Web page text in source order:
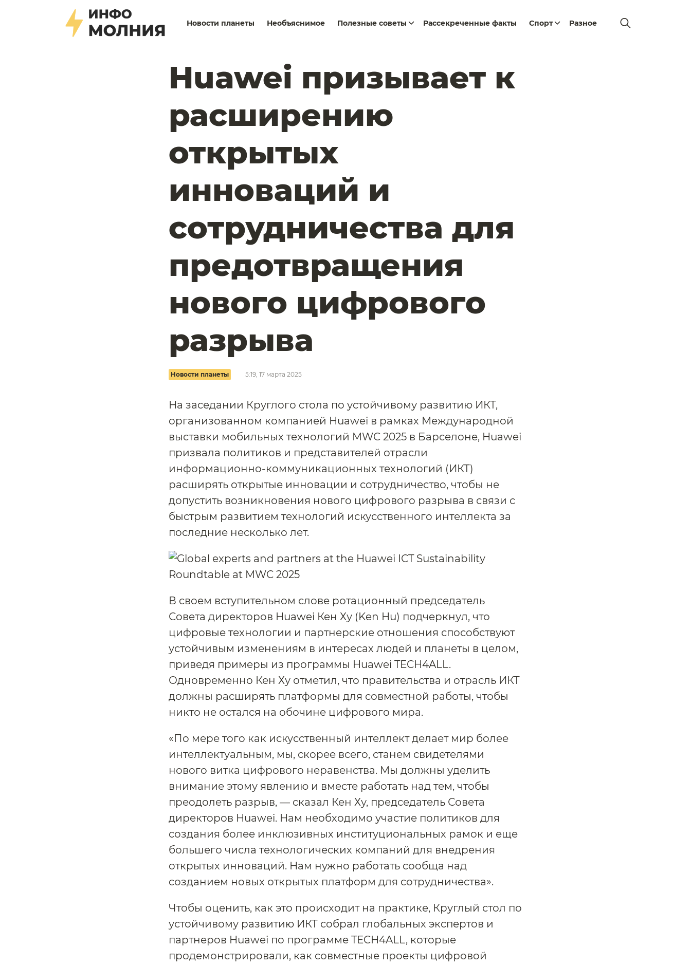
Новости планеты Необъяснимое Полезные советы Рассекреченные факты Спорт Разное
Huawei призывает к
расширению
открытых
инноваций и
сотрудничества для
предотвращения
нового цифрового
разрыва
Новости планеты 5:19, 17 марта 2025
На заседании Круглого стола по устойчивому развитию ИКТ,
организованном компанией Huawei в рамках Международной
выставки мобильных технологий MWC 2025 в Барселоне, Huawei
призвала политиков и представителей отрасли
информационно-коммуникационных технологий (ИКТ)
расширять открытые инновации и сотрудничество, чтобы не
допустить возникновения нового цифрового разрыва в связи с
быстрым развитием технологий искусственного интеллекта за
последние несколько лет.
В своем вступительном слове ротационный председатель
Совета директоров Huawei Кен Ху (Ken Hu) подчеркнул, что
цифровые технологии и партнерские отношения способствуют
устойчивым изменениям в интересах людей и планеты в целом,
приведя примеры из программы Huawei TECH4ALL.
Одновременно Кен Ху отметил, что правительства и отрасль ИКТ
должны расширять платформы для совместной работы, чтобы
никто не остался на обочине цифрового мира.
«По мере того как искусственный интеллект делает мир более
интеллектуальным, мы, скорее всего, станем свидетелями
нового витка цифрового неравенства. Мы должны уделить
внимание этому явлению и вместе работать над тем, чтобы
преодолеть разрыв, — сказал Кен Ху, председатель Совета
директоров Huawei. Нам необходимо участие политиков для
создания более инклюзивных институциональных рамок и еще
большего числа технологических компаний для внедрения
открытых инноваций. Нам нужно работать сообща над
созданием новых открытых платформ для сотрудничества».
Чтобы оценить, как это происходит на практике, Круглый стол по
устойчивому развитию ИКТ собрал глобальных экспертов и
партнеров Huawei по программе TECH4ALL, которые
продемонстрировали, как совместные проекты цифровой